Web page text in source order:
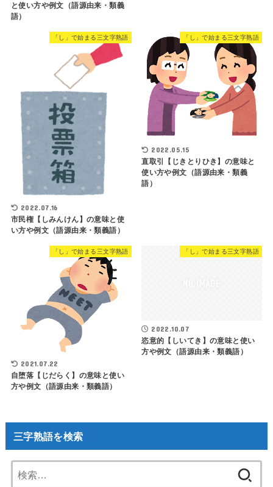
と使い方や例文（語源由来・類義
語）
「し」で始まる三文字熟語
2022.07.16
市民権【しみんけん】の意味と使
い方や例文（語源由来・類義語）
「し」で始まる三文字熟語
2022.05.15
直取引【じきとりひき】の意味と
使い方や例文（語源由来・類義
語）
「し」で始まる三文字熟語
2021.07.22
自堕落【じだらく】の意味と使い
方や例文（語源由来・類義語）
「し」で始まる三文字熟語
2022.10.07
恣意的【しいてき】の意味と使い
方や例文（語源由来・類義語）
三字熟語を検索